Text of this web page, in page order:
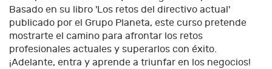
Basado en su libro 'Los retos del directivo actual'
publicado por el Grupo Planeta, este curso pretende
mostrarte el camino para afrontar los retos
profesionales actuales y superarlos con éxito.
¡Adelante, entra y aprende a triunfar en los negocios!